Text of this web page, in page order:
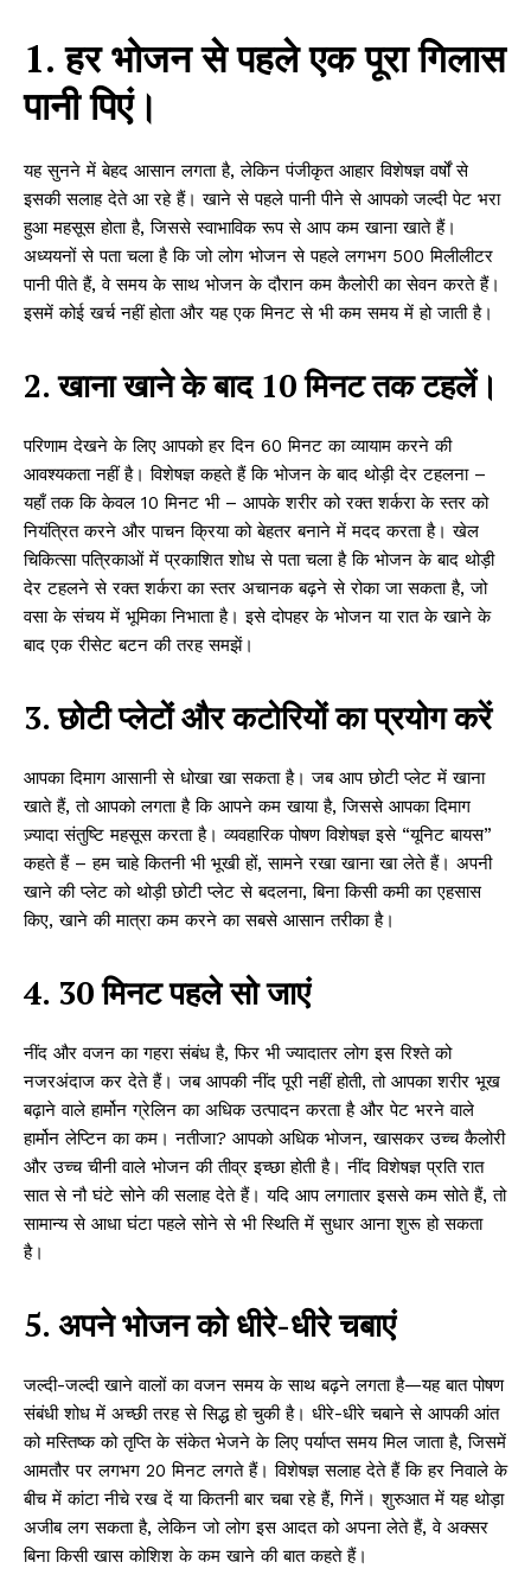
1. हर भोजन से पहले एक पूरा गिलास
पानी पिएं।
यह सुनने में बेहद आसान लगता है, लेकिन पंजीकृत आहार विशेषज्ञ वर्षों से
इसकी सलाह देते आ रहे हैं। खाने से पहले पानी पीने से आपको जल्दी पेट भरा
हुआ महसूस होता है, जिससे स्वाभाविक रूप से आप कम खाना खाते हैं।
अध्ययनों से पता चला है कि जो लोग भोजन से पहले लगभग 500 मिलीलीटर
पानी पीते हैं, वे समय के साथ भोजन के दौरान कम कैलोरी का सेवन करते हैं।
इसमें कोई खर्च नहीं होता और यह एक मिनट से भी कम समय में हो जाती है।
2. खाना खाने के बाद 10 मिनट तक टहलें।
परिणाम देखने के लिए आपको हर दिन 60 मिनट का व्यायाम करने की
आवश्यकता नहीं है। विशेषज्ञ कहते हैं कि भोजन के बाद थोड़ी देर टहलना –
यहाँ तक कि केवल 10 मिनट भी – आपके शरीर को रक्त शर्करा के स्तर को
नियंत्रित करने और पाचन क्रिया को बेहतर बनाने में मदद करता है। खेल
चिकित्सा पत्रिकाओं में प्रकाशित शोध से पता चला है कि भोजन के बाद थोड़ी
देर टहलने से रक्त शर्करा का स्तर अचानक बढ़ने से रोका जा सकता है, जो
वसा के संचय में भूमिका निभाता है। इसे दोपहर के भोजन या रात के खाने के
बाद एक रीसेट बटन की तरह समझें।
3. छोटी प्लेटों और कटोरियों का प्रयोग करें
आपका दिमाग आसानी से धोखा खा सकता है। जब आप छोटी प्लेट में खाना
खाते हैं, तो आपको लगता है कि आपने कम खाया है, जिससे आपका दिमाग
ज़्यादा संतुष्टि महसूस करता है। व्यवहारिक पोषण विशेषज्ञ इसे “यूनिट बायस”
कहते हैं – हम चाहे कितनी भी भूखी हों, सामने रखा खाना खा लेते हैं। अपनी
खाने की प्लेट को थोड़ी छोटी प्लेट से बदलना, बिना किसी कमी का एहसास
किए, खाने की मात्रा कम करने का सबसे आसान तरीका है।
4. 30 मिनट पहले सो जाएं
नींद और वजन का गहरा संबंध है, फिर भी ज्यादातर लोग इस रिश्ते को
नजरअंदाज कर देते हैं। जब आपकी नींद पूरी नहीं होती, तो आपका शरीर भूख
बढ़ाने वाले हार्मोन ग्रेलिन का अधिक उत्पादन करता है और पेट भरने वाले
हार्मोन लेप्टिन का कम। नतीजा? आपको अधिक भोजन, खासकर उच्च कैलोरी
और उच्च चीनी वाले भोजन की तीव्र इच्छा होती है। नींद विशेषज्ञ प्रति रात
सात से नौ घंटे सोने की सलाह देते हैं। यदि आप लगातार इससे कम सोते हैं, तो
सामान्य से आधा घंटा पहले सोने से भी स्थिति में सुधार आना शुरू हो सकता
है।
5. अपने भोजन को धीरे-धीरे चबाएं
जल्दी-जल्दी खाने वालों का वजन समय के साथ बढ़ने लगता है—यह बात पोषण
संबंधी शोध में अच्छी तरह से सिद्ध हो चुकी है। धीरे-धीरे चबाने से आपकी आंत
को मस्तिष्क को तृप्ति के संकेत भेजने के लिए पर्याप्त समय मिल जाता है, जिसमें
आमतौर पर लगभग 20 मिनट लगते हैं। विशेषज्ञ सलाह देते हैं कि हर निवाले के
बीच में कांटा नीचे रख दें या कितनी बार चबा रहे हैं, गिनें। शुरुआत में यह थोड़ा
अजीब लग सकता है, लेकिन जो लोग इस आदत को अपना लेते हैं, वे अक्सर
बिना किसी खास कोशिश के कम खाने की बात कहते हैं।